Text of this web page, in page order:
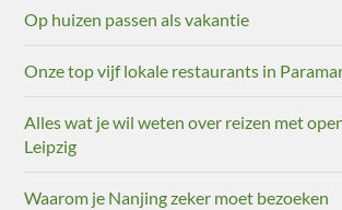
Op huizen passen als vakantie
Onze top vijf lokale restaurants in
Alles wat je wil weten over reizen met
Leipzig
Waarom je Nanjing zeker moet bezoeken